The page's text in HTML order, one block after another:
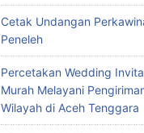
Cetak Undangan
Peneleh
Percetakan Wedding
Murah Melayani
Wilayah di Aceh Tenggara